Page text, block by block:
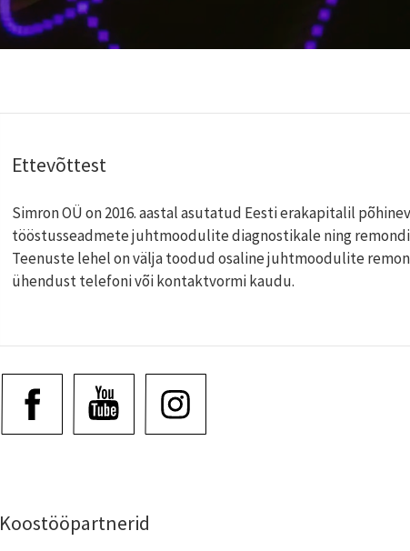
Ettevõttest
Simron OÜ on 2016. aastal asutatud Eesti erakapitalil
tööstusseadmete juhtmoodulite diagnostikale ning
Teenuste lehel on välja toodud osaline juhtmoodulite
ühendust telefoni või kontaktvormi kaudu.
Koostööpartnerid